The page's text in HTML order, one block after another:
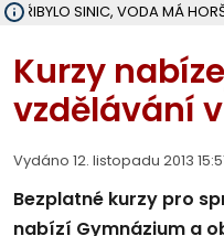
PŘIBYLO SINIC, VODA MÁ
Kurzy
vzdělávání
Vydáno 12. listopadu 2013
Bezplatné kurzy pro
nabízí Gymnázium a